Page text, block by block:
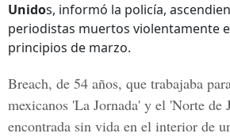
Unidos, informó la policía,
periodistas muertos violentamente
principios de marzo.
Breach, de 54 años, que trabajaba
mexicanos 'La Jornada' y el 'Norte de
encontrada sin vida en el interior de